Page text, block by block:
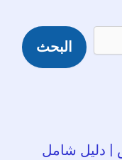
البحث
| دليل شامل